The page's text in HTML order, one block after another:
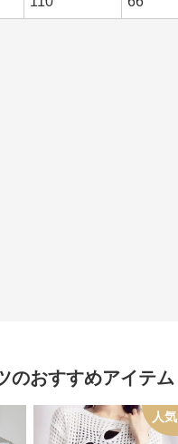
のおすすめアイテム
人気